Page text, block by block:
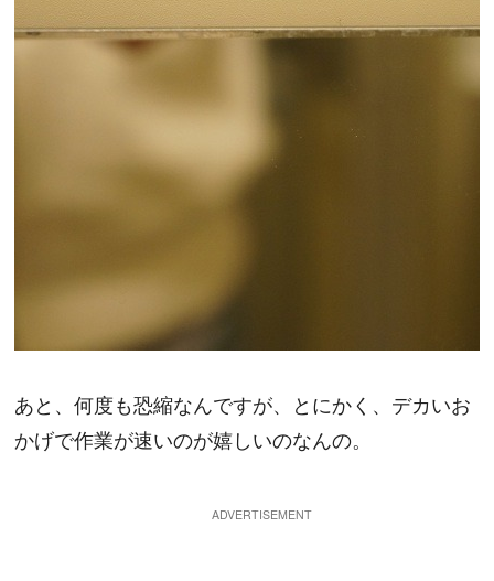
あと、何度も恐縮なんですが、とにかく、デカいお
かげで作業が速いのが嬉しいのなんの。